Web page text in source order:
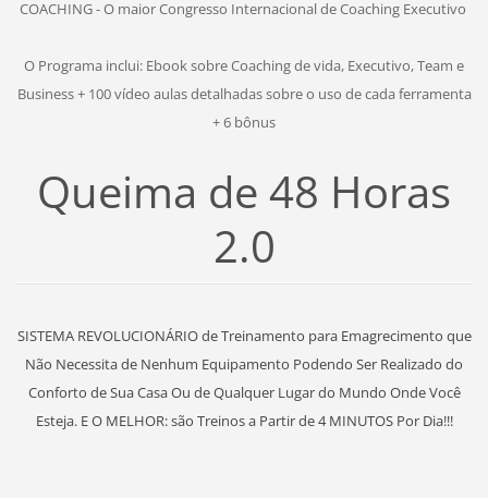
COACHING - O maior Congresso Internacional de Coaching Executivo
O Programa inclui: Ebook sobre Coaching de vida, Executivo, Team e
Business + 100 vídeo aulas detalhadas sobre o uso de cada ferramenta
+ 6 bônus
Queima de 48 Horas
2.0
SISTEMA REVOLUCIONÁRIO de Treinamento para Emagrecimento que
Não Necessita de Nenhum Equipamento Podendo Ser Realizado do
Conforto de Sua Casa Ou de Qualquer Lugar do Mundo Onde Você
Esteja. E O MELHOR: são Treinos a Partir de 4 MINUTOS Por Dia!!!